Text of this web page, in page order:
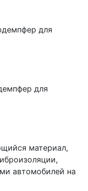
для
для
материал,
автомобилей на